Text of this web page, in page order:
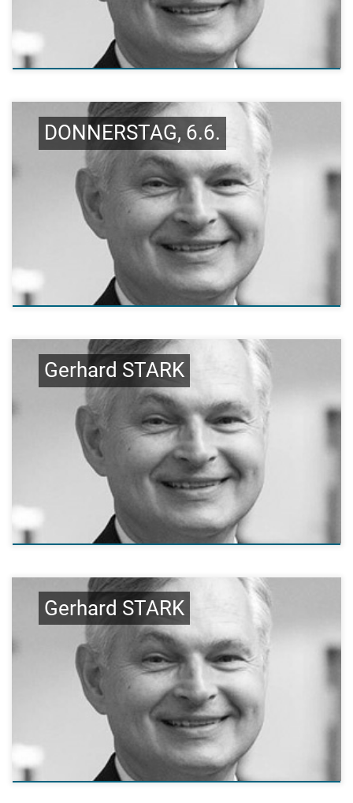
DONNERSTAG, 6.6.
Gerhard STARK
Gerhard STARK